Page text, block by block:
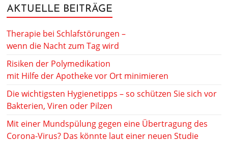
AKTUELLE BEITRÄGE
Therapie bei Schlafstörungen –
wenn die Nacht zum Tag wird
Risiken der Polymedikation
mit Hilfe der Apotheke vor Ort minimieren
Die wichtigsten Hygienetipps – so schützen Sie sich vor
Bakterien, Viren oder Pilzen
Mit einer Mundspülung gegen eine Übertragung des
Corona-Virus? Das könnte laut einer neuen Studie